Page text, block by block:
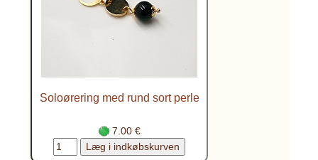
Soloørering med rund sort perle
7.00 €